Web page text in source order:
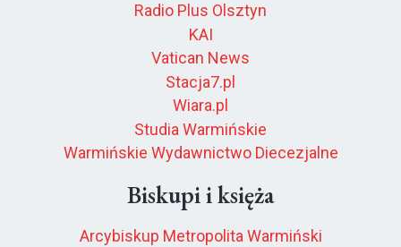
Radio Plus Olsztyn
KAI
Vatican News
Stacja7.pl
Wiara.pl
Studia Warmińskie
Warmińskie Wydawnictwo Diecezjalne
Biskupi i księża
Arcybiskup Metropolita Warmiński